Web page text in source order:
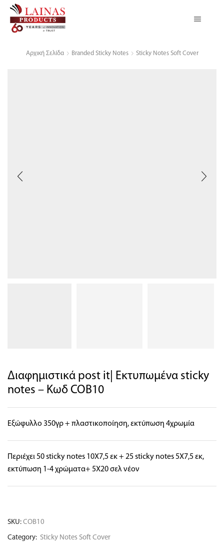
Αρχική Σελίδα Branded Sticky Notes Sticky Notes Soft Cover
Διαφημιστικά post it| Εκτυπωμένα sticky
notes – Κωδ COB10
Εξώφυλλο 350γρ + πλαστικοποίηση, εκτύπωση 4χρωμία
Περιέχει 50 sticky notes 10X7,5 εκ + 25 sticky notes 5X7,5 εκ,
εκτύπωση 1-4 χρώματα+ 5X20 σελ νέον
SKU: COB10
Category: Sticky Notes Soft Cover